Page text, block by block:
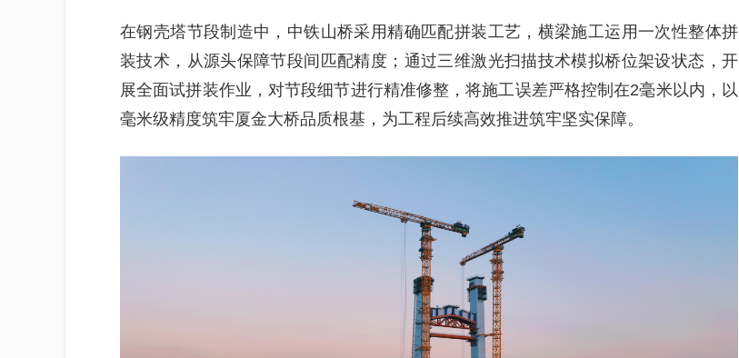
在钢壳塔节段制造中，中铁山桥采用精确匹配拼装工艺，横梁施工运用一次性整体拼
装技术，从源头保障节段间匹配精度；通过三维激光扫描技术模拟桥位架设状态，开
展全面试拼装作业，对节段细节进行精准修整，将施工误差严格控制在2毫米以内，以
毫米级精度筑牢厦金大桥品质根基，为工程后续高效推进筑牢坚实保障。